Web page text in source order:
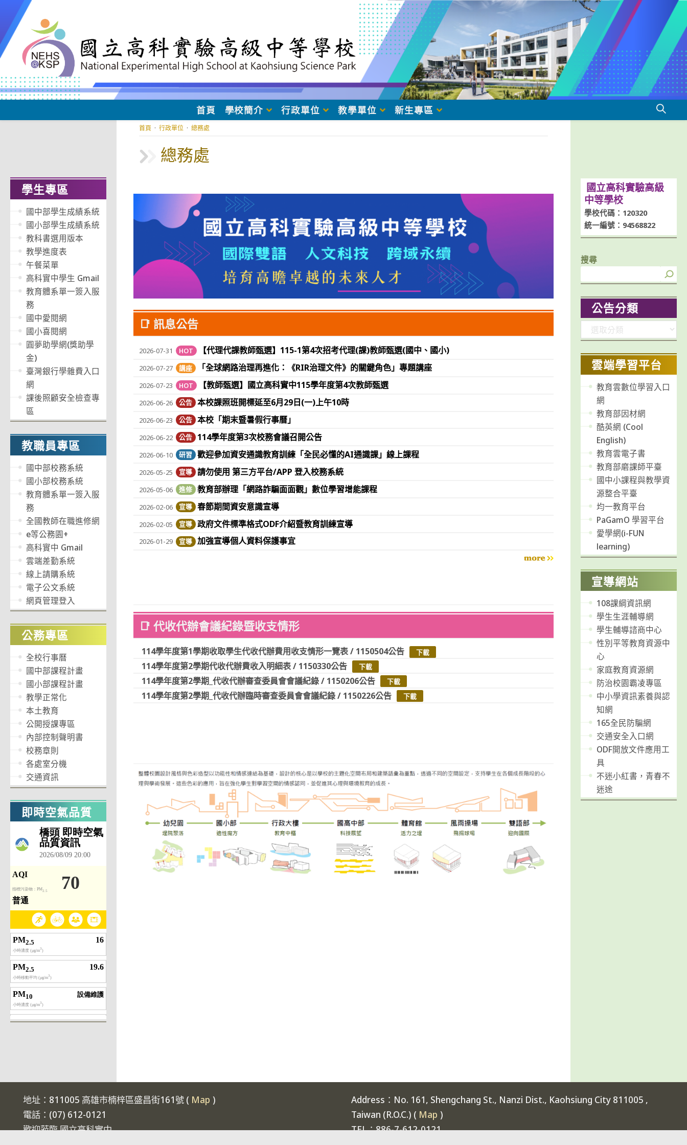
至
主
要
容
首頁 學校簡介 行政單位 教學單位 新生專區
總務處
首頁 · 行政單位 · 總務處
📑 訊息公告
HOT 【代理代課教師甄選】115-1第4次招考代理(課)教師甄選(國中、國小)
2026-07-31
講座
「全球網路治理再進化：《RIR治理文件》的關鍵角色」專題講座
2026-07-27
HOT
【教師甄選】國立高科實中115學年度第4次教師甄選
2026-07-23
公告 本校課照班開標延至6月29日(一)上午10時
2026-06-26
公告 本校「期末暨暑假行事曆」
2026-06-23
公告
114學年度第3次校務會議召開公告
2026-06-22
研習
歡迎參加資安通識教育訓練「全民必懂的AI通識課」線上課程
2026-06-10
宣導 請勿使用 第三方平台/APP 登入校務系統
2026-05-25
進修 教育部辦理「網路詐騙面面觀」數位學習增能課程
2026-05-06
宣導 春節期間資安意識宣導
2026-02-06
宣導 政府文件標準格式ODF介紹暨教育訓練宣導
2026-02-05
宣導 加強宣導個人資料保護事宜
2026-01-29
more
📑 代收代辦會議紀錄暨收支情形
114學年度第1學期收取學生代收代辦費用收支情形一覽表 / 1150504公告 下載
114學年度第2學期代收代辦費收入明細表 / 1150330公告 下載
114學年度第2學期_代收代辦審查委員會會議紀錄 / 1150206公告 下載
114學年度第2學期_代收代辦臨時審查委員會會議紀錄 / 1150226公告 下載
學生專區
國中部學生成績系統
國小部學生成績系統
教科書選用版本
教學進度表
午餐菜單
高科實中學生 Gmail
教育體系單一簽入服
務
國中愛閱網
國小喜閱網
圓夢助學網(獎助學
金)
臺灣銀行學雜費入口
網
課後照顧安全檢查專
區
教職員專區
國中部校務系統
國小部校務系統
教育體系單一簽入服
務
全國教師在職進修網
e等公務園+
高科實中 Gmail
雲端差勤系統
線上請購系統
電子公文系統
網頁管理登入
公務專區
全校行事曆
國中部課程計畫
國小部課程計畫
教學正常化
本土教育
公開授課專區
內部控制聲明書
校務章則
各處室分機
交通資訊
即時空氣品質
國立高科實驗高級
中等學校
學校代碼：120320
統一編號：94568822
搜尋
公告分類
類
雲端學習平台
教育雲數位學習入口
網
教育部因材網
酷英網 (Cool
English)
教育雲電子書
教育部磨課師平臺
國中小課程與教學資
源整合平臺
均一教育平台
PaGamO 學習平台
愛學網(i-FUN
learning)
宣導網站
108課綱資訊網
學生生涯輔導網
學生輔導諮商中心
性別平等教育資源中
心
家庭教育資源網
防治校園霸凌專區
中小學資訊素養與認
知網
165全民防騙網
交通安全入口網
ODF開放文件應用工
具
不迷小紅書，青春不
迷途
地址：811005 高雄市楠梓區盛昌街161號 ( Map )
電話：(07) 612-0121
歡迎蒞臨 國立高科實中
Address：No. 161, Shengchang St., Nanzi Dist., Kaohsiung City 811005 ,
Taiwan (R.O.C.) ( Map )
TEL：886-7-612-0121